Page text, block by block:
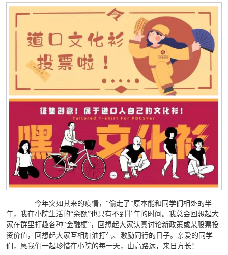
今年突如其来的疫情，“偷走了”原本能和同学们相处的半
年，我在小院生活的“余额”也只有不到半年的时间。我总会回想起大
家在群里打趣各种“金融梗”，回想起大家认真讨论新政策或某股票投
资价值，回想起大家互相加油打气、激励同行的日子。亲爱的同学
们，愿我们一起珍惜在小院的每一天，山高路远，来日方长！